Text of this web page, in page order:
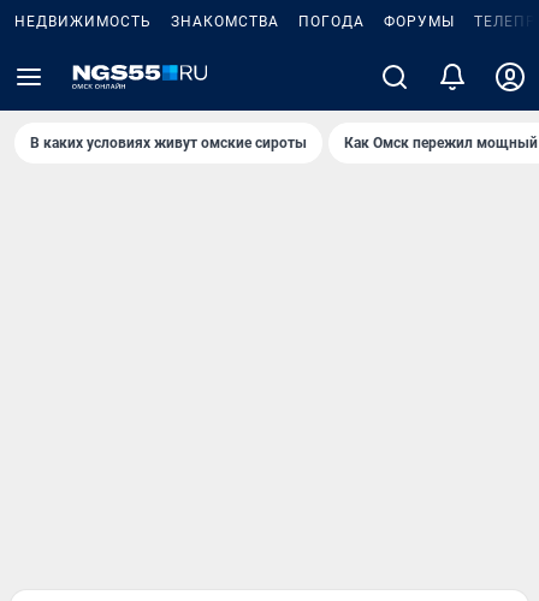
НЕДВИЖИМОСТЬ ЗНАКОМСТВА ПОГОДА ФОРУМЫ
В каких условиях живут омские сироты Как Омск пережил мощный